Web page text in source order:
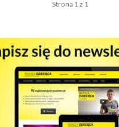
Strona 1 z 1